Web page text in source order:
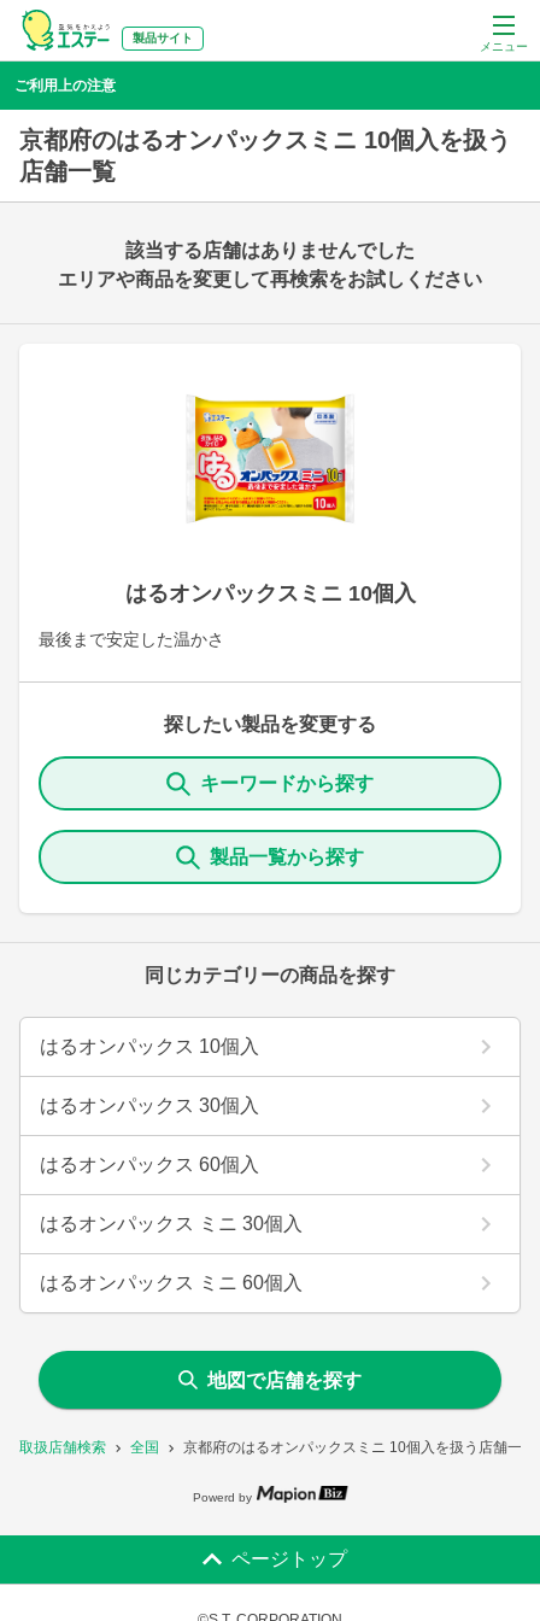
メニュー
製品サイト
取扱店舗検索 全国 京都府のはるオンパックスミニ 10個入を扱う店舗一覧
ご利用上の注意
京都府のはるオンパックスミニ 10個入を扱う
店舗一覧
はるオンパックスミニ 10個入
最後まで安定した温かさ
探したい製品を変更する
キーワードから探す
製品一覧から探す
同じカテゴリーの商品を探す
はるオンパックス 10個入
はるオンパックス 30個入
はるオンパックス 60個入
はるオンパックス ミニ 30個入
はるオンパックス ミニ 60個入
該当する店舗はありませんでした
エリアや商品を変更して再検索をお試しください
地図で店舗を探す
Powerd by
ページトップ